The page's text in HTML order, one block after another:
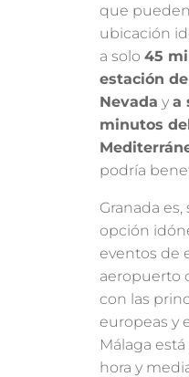
que
ubicación
a solo45
estación
Nevada ya
minutos
podría
Granada
opción
eventos de
aeropuerto
con las
europeas y
Málaga
hora y